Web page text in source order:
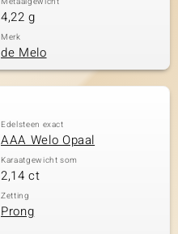
4,22 g
Merk
de Melo
Edelsteen exact
AAA Welo Opaal
Karaatgewicht som
2,14 ct
Zetting
Prong